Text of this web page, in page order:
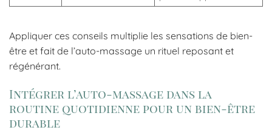
Appliquer ces conseils multiplie les sensations de bien-
être et fait de l’auto-massage un rituel reposant et
régénérant.
Intégrer l’auto-massage dans la
routine quotidienne pour un bien-être
durable